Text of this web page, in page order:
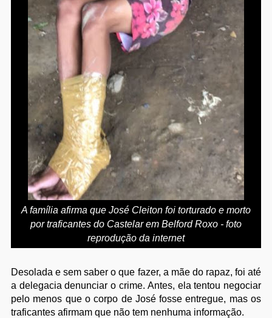
A família afirma que José Cleiton foi torturado e morto
por traficantes do Castelar em Belford Roxo - foto
reprodução da internet
Desolada e sem saber o que fazer, a mãe do rapaz, foi até
a delegacia denunciar o crime. Antes, ela tentou negociar
pelo menos que o corpo de José fosse entregue, mas os
traficantes afirmam que não tem nenhuma informação.